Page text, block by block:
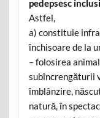
pedepsesc
Astfel,
a) constituie
închisoare de la
– folosirea
subîncrengăturii
îmblânzire,
natură, în